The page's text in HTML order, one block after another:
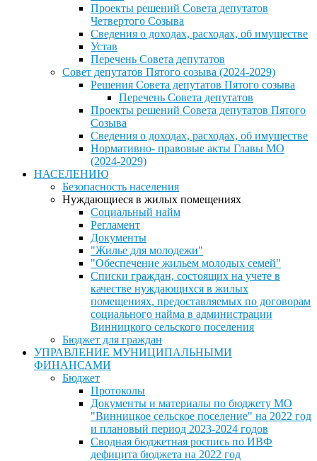
Проекты решений Совета депутатов
Четвертого Созыва
Сведения о доходах, расходах, об имуществе
Устав
Перечень Совета депутатов
Совет депутатов Пятого созыва (2024-2029)
Решения Совета депутатов Пятого созыва
Перечень Совета депутатов
Проекты решений Совета депутатов Пятого
Созыва
Сведения о доходах, расходах, об имуществе
Нормативно- правовые акты Главы МО
(2024-2029)
НАСЕЛЕНИЮ
Безопасность населения
Нуждающиеся в жилых помещениях
Социальный найм
Регламент
Документы
"Жилье для молодежи"
"Обеспечение жильем молодых семей"
Списки граждан, состоящих на учете в
качестве нуждающихся в жилых
помещениях, предоставляемых по договорам
социального найма в администрации
Винницкого сельского поселения
Бюджет для граждан
УПРАВЛЕНИЕ МУНИЦИПАЛЬНЫМИ
ФИНАНСАМИ
Бюджет
Протоколы
Документы и материалы по бюджету МО
"Винницкое сельское поселение" на 2022 год
и плановый период 2023-2024 годов
Сводная бюджетная роспись по ИВФ
дефицита бюджета на 2022 год